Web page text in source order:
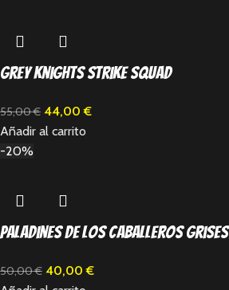
Grey Knights Strike Squad
55,00€ 44,00€
Añadir al carrito
-20%
Paladines de los Caballeros Grises
50,00€ 40,00€